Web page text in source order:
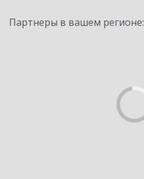
Партнеры в вашем регионе: